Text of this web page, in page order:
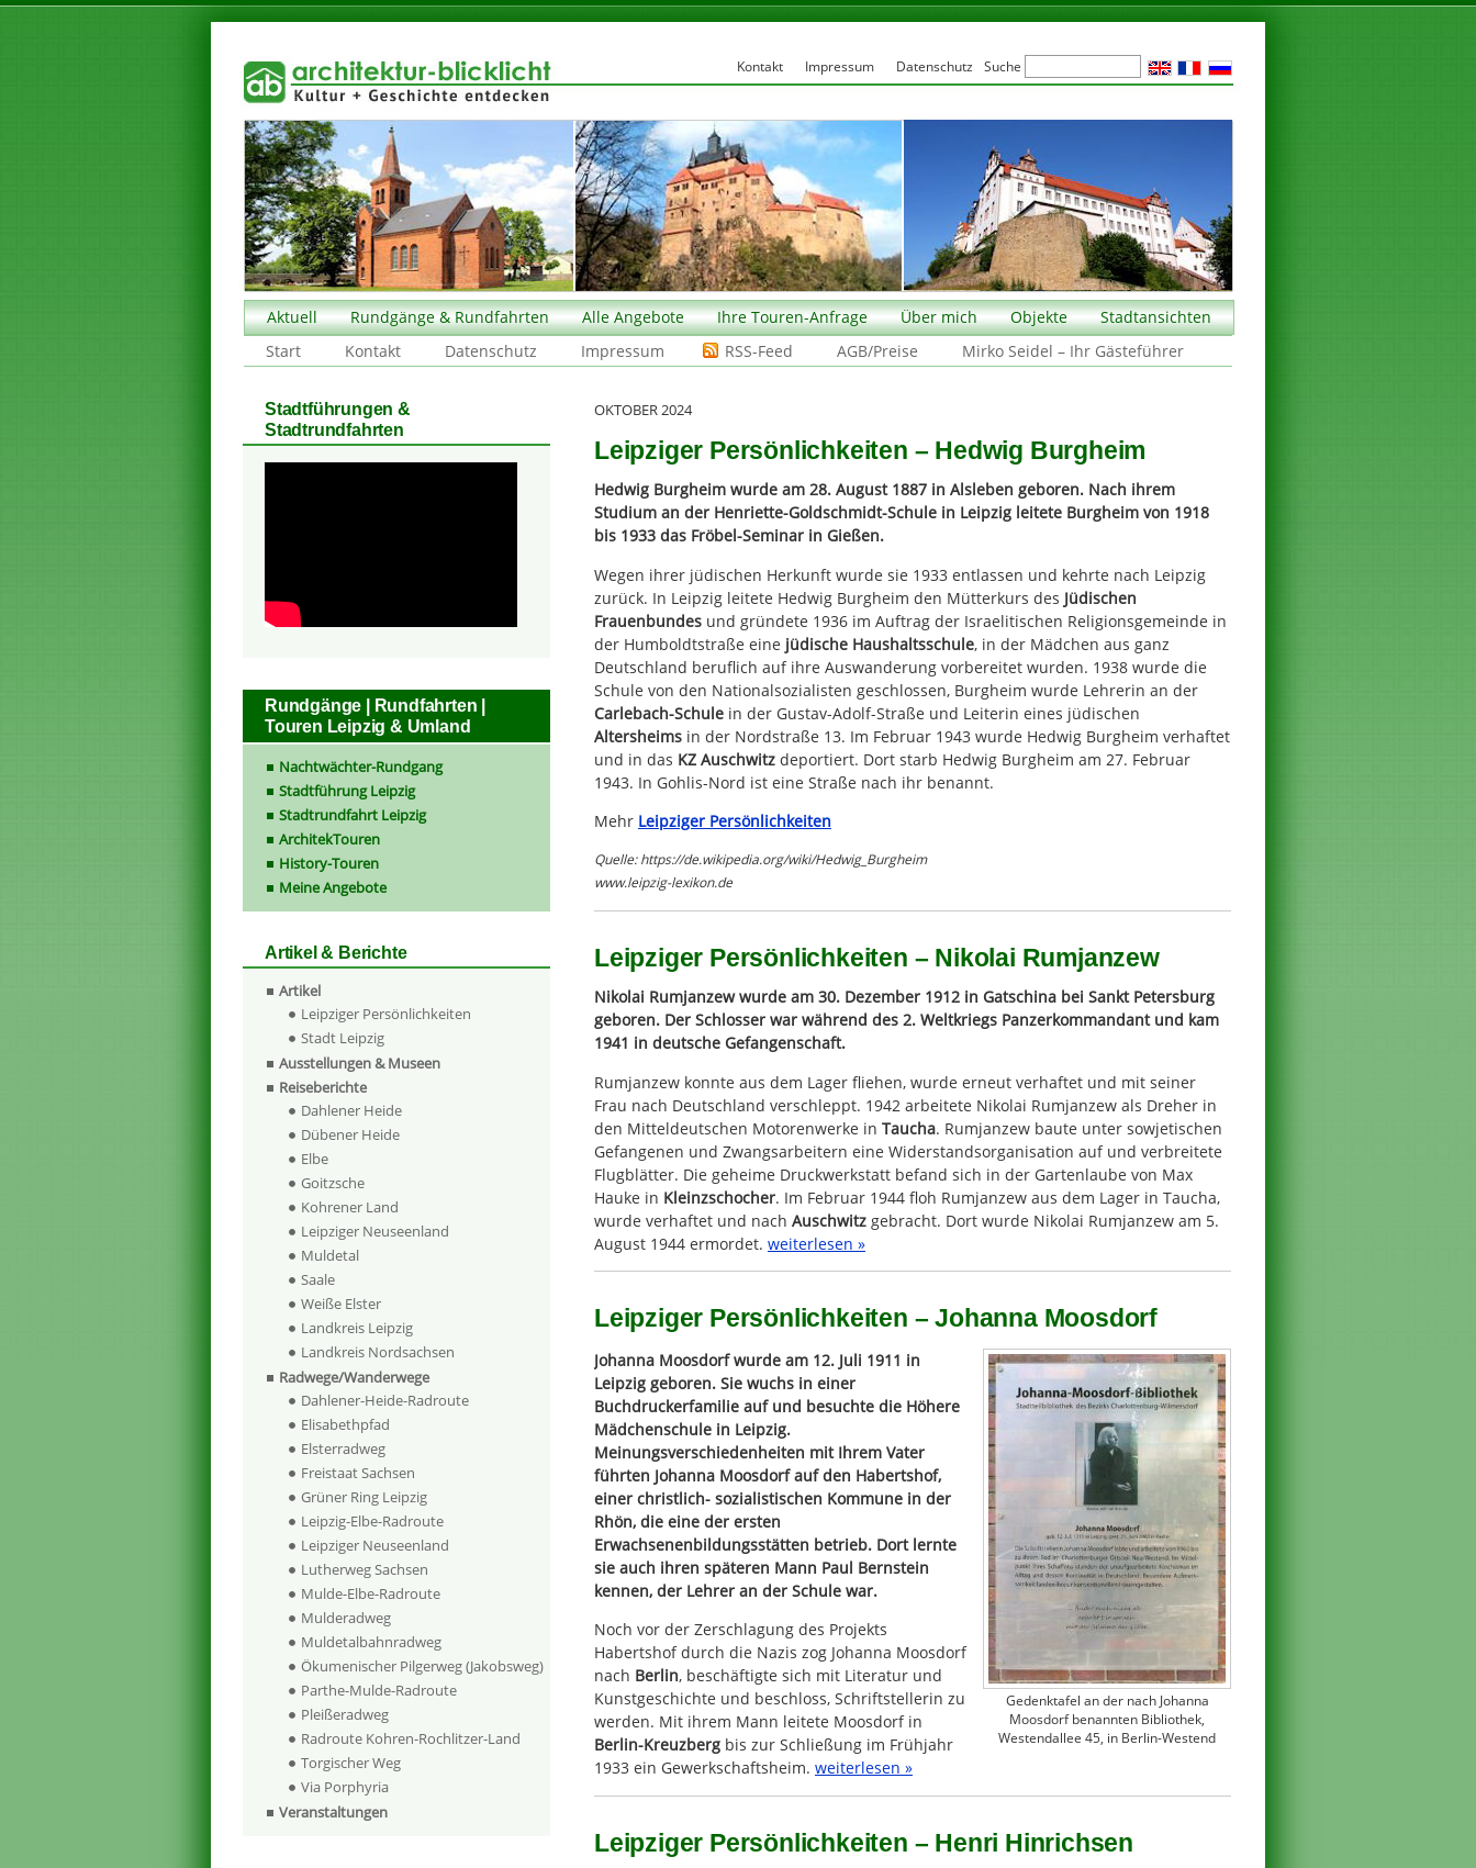
Aktuell Rundgänge & Rundfahrten Alle Angebote Ihre Touren-Anfrage Über mich Objekte
Stadtansichten
Start
Kontakt Datenschutz Impressum RSS-Feed AGB/Preise Mirko Seidel – Ihr Gästeführer
OKTOBER 2024
Leipziger Persönlichkeiten – Hedwig Burgheim
Hedwig Burgheim wurde am 28. August 1887 in Alsleben geboren. Nach ihrem
Studium an der Henriette-Goldschmidt-Schule in Leipzig leitete Burgheim von 1918
bis 1933 das Fröbel-Seminar in Gießen.
Wegen ihrer jüdischen Herkunft wurde sie 1933 entlassen und kehrte nach Leipzig
zurück. In Leipzig leitete Hedwig Burgheim den Mütterkurs des Jüdischen
Frauenbundes und gründete 1936 im Auftrag der Israelitischen Religionsgemeinde in
der Humboldtstraße eine jüdische Haushaltsschule, in der Mädchen aus ganz
Deutschland beruflich auf ihre Auswanderung vorbereitet wurden. 1938 wurde die
Schule von den Nationalsozialisten geschlossen, Burgheim wurde Lehrerin an der
Carlebach-Schule in der Gustav-Adolf-Straße und Leiterin eines jüdischen
Altersheims in der Nordstraße 13. Im Februar 1943 wurde Hedwig Burgheim verhaftet
und in das KZ Auschwitz deportiert. Dort starb Hedwig Burgheim am 27. Februar
1943. In Gohlis-Nord ist eine Straße nach ihr benannt.
Mehr Leipziger Persönlichkeiten
Quelle: https://de.wikipedia.org/wiki/Hedwig_Burgheim
www.leipzig-lexikon.de
Leipziger Persönlichkeiten – Nikolai Rumjanzew
Nikolai Rumjanzew wurde am 30. Dezember 1912 in Gatschina bei Sankt Petersburg
geboren. Der Schlosser war während des 2. Weltkriegs Panzerkommandant und kam
1941 in deutsche Gefangenschaft.
Rumjanzew konnte aus dem Lager fliehen, wurde erneut verhaftet und mit seiner
Frau nach Deutschland verschleppt. 1942 arbeitete Nikolai Rumjanzew als Dreher in
den Mitteldeutschen Motorenwerke in Taucha. Rumjanzew baute unter sowjetischen
Gefangenen und Zwangsarbeitern eine Widerstandsorganisation auf und verbreitete
Flugblätter. Die geheime Druckwerkstatt befand sich in der Gartenlaube von Max
Hauke in Kleinzschocher. Im Februar 1944 floh Rumjanzew aus dem Lager in Taucha,
wurde verhaftet und nach Auschwitz gebracht. Dort wurde Nikolai Rumjanzew am 5.
August 1944 ermordet. weiterlesen »
Leipziger Persönlichkeiten – Johanna Moosdorf
Gedenktafel an der nach Johanna
Moosdorf benannten Bibliothek,
Westendallee 45, in Berlin-Westend
Johanna Moosdorf wurde am 12. Juli 1911 in
Leipzig geboren. Sie wuchs in einer
Buchdruckerfamilie auf und besuchte die Höhere
Mädchenschule in Leipzig.
Meinungsverschiedenheiten mit Ihrem Vater
führten Johanna Moosdorf auf den Habertshof,
einer christlich- sozialistischen Kommune in der
Rhön, die eine der ersten
Erwachsenenbildungsstätten betrieb. Dort lernte
sie auch ihren späteren Mann Paul Bernstein
kennen, der Lehrer an der Schule war.
Noch vor der Zerschlagung des Projekts
Habertshof durch die Nazis zog Johanna Moosdorf
nach Berlin, beschäftigte sich mit Literatur und
Kunstgeschichte und beschloss, Schriftstellerin zu
werden. Mit ihrem Mann leitete Moosdorf in
Berlin-Kreuzberg bis zur Schließung im Frühjahr
1933 ein Gewerkschaftsheim. weiterlesen »
Leipziger Persönlichkeiten – Henri Hinrichsen
Stadtführungen &
Stadtrundfahrten
Rundgänge | Rundfahrten |
Touren Leipzig & Umland
Nachtwächter-Rundgang
Stadtführung Leipzig
Stadtrundfahrt Leipzig
ArchitekTouren
History-Touren
Meine Angebote
Artikel & Berichte
Artikel
Leipziger Persönlichkeiten
Stadt Leipzig
Ausstellungen & Museen
Reiseberichte
Dahlener Heide
Dübener Heide
Elbe
Goitzsche
Kohrener Land
Leipziger Neuseenland
Muldetal
Saale
Weiße Elster
Landkreis Leipzig
Landkreis Nordsachsen
Radwege/Wanderwege
Dahlener-Heide-Radroute
Elisabethpfad
Elsterradweg
Freistaat Sachsen
Grüner Ring Leipzig
Leipzig-Elbe-Radroute
Leipziger Neuseenland
Lutherweg Sachsen
Mulde-Elbe-Radroute
Mulderadweg
Muldetalbahnradweg
Ökumenischer Pilgerweg (Jakobsweg)
Parthe-Mulde-Radroute
Pleißeradweg
Radroute Kohren-Rochlitzer-Land
Torgischer Weg
Via Porphyria
Veranstaltungen
Kontakt Impressum Datenschutz Suche